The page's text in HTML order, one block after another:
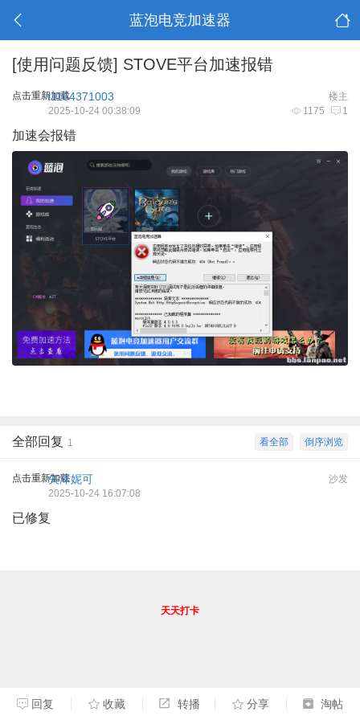
蓝泡电竞加速器
[使用问题反馈] STOVE平台加速报错
点击重新加载 楼主
l1164371003
1175 1
2025-10-24 00:38:09
加速会报错
倒序浏览
看全部
全部回复 1
点击重新加载 沙发
矢泽妮可
2025-10-24 16:07:08
已修复
回复 收藏 转播 分享 淘帖
天天打卡